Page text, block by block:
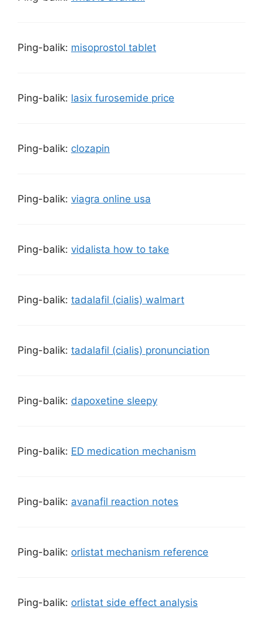
Ping-balik: misoprostol tablet
Ping-balik: lasix furosemide price
Ping-balik: clozapin
Ping-balik: viagra online usa
Ping-balik: vidalista how to take
Ping-balik: tadalafil (cialis) walmart
Ping-balik: tadalafil (cialis) pronunciation
Ping-balik: dapoxetine sleepy
Ping-balik: ED medication mechanism
Ping-balik: avanafil reaction notes
Ping-balik: orlistat mechanism reference
Ping-balik: orlistat side effect analysis